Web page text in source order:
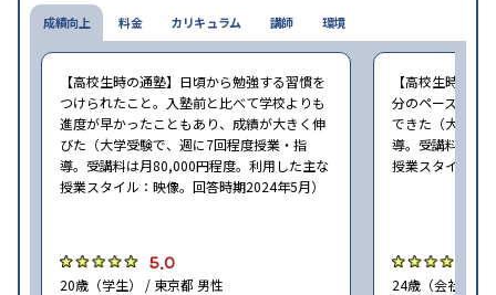
成績向上
【高校生時の通塾】日頃から勉強する習慣を
つけられたこと。入塾前と比べて学校よりも
進度が早かったこともあり、成績が大きく伸
びた（大学受験で、週に7回程度授業・指
導。受講料は月80,000円程度。利用した主な
授業スタイル：映像。回答時期2024年5月）
5.0
20歳（学生） / 東京都 男性
【高校生時の通
分のペースで進
できた（大学受
導。受講料は月
授業スタイル：
24歳（会社員<
料金 カリキュラム 講師 環境